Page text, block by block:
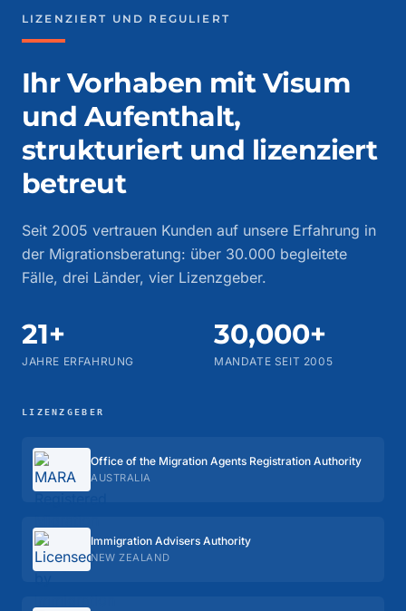
LIZENZIERT UND REGULIERT
Ihr Vorhaben mit Visum
und Aufenthalt,
strukturiert und lizenziert
betreut
Seit 2005 vertrauen Kunden auf unsere Erfahrung in
der Migrationsberatung: über 30.000 begleitete
Fälle, drei Länder, vier Lizenzgeber.
21+
JAHRE ERFAHRUNG
30,000+
MANDATE SEIT 2005
LIZENZGEBER
Office of the Migration Agents Registration Authority
AUSTRALIA
Immigration Advisers Authority
NEW ZEALAND